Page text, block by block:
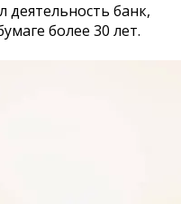
деятельность банк,
более 30 лет.